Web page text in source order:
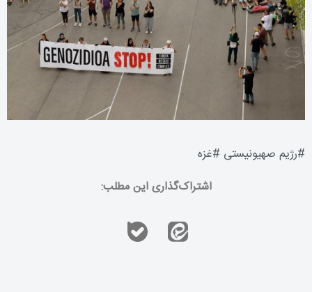
#رژیم صهیونیستی #غزه
اشتراک‌گذاری این مطلب: